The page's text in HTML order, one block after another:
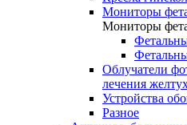
Мониторы
Мониторы
Облучатели
лечения
Устройства
Разное